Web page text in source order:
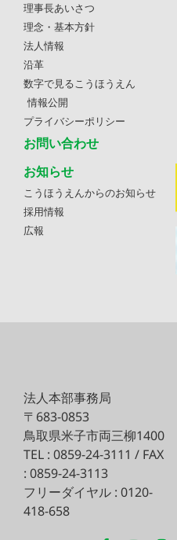
理事長あいさつ
理念・基本方針
法人情報
沿革
数字で見るこうほうえん
情報公開
プライバシーポリシー
お問い合わせ
お知らせ
こうほうえんからのお知らせ
採用情報
広報
法人本部事務局
〒683-0853
鳥取県米子市両三柳1400
TEL : 0859-24-3111 / FAX
: 0859-24-3113
フリーダイヤル : 0120-
418-658